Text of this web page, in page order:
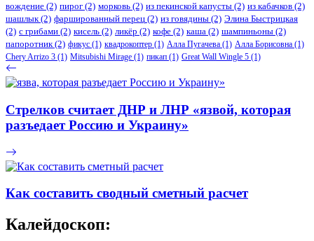
вождение (2) пирог (2) морковь (2) из пекинской капусты (2) из кабачков (2)
шашлык(2) фаршированный перец (2) из говядины (2) Элина Быстрицкая
(2) с грибами (2) кисель (2) ликёр (2) кофе (2) каша (2) шампиньоны (2)
папоротник(2) фикус (1) квадрокоптер (1) Алла Пугачева (1) Алла Борисовна (1)
Chery Arrizo 3 (1) Mitsubishi Mirage (1) пикап (1) Great Wall Wingle 5 (1)
Стрелков считает ДНР и ЛНР «язвой, которая
разъедает Россию и Украину»
Как составить сводный сметный расчет
Калейдоскоп: